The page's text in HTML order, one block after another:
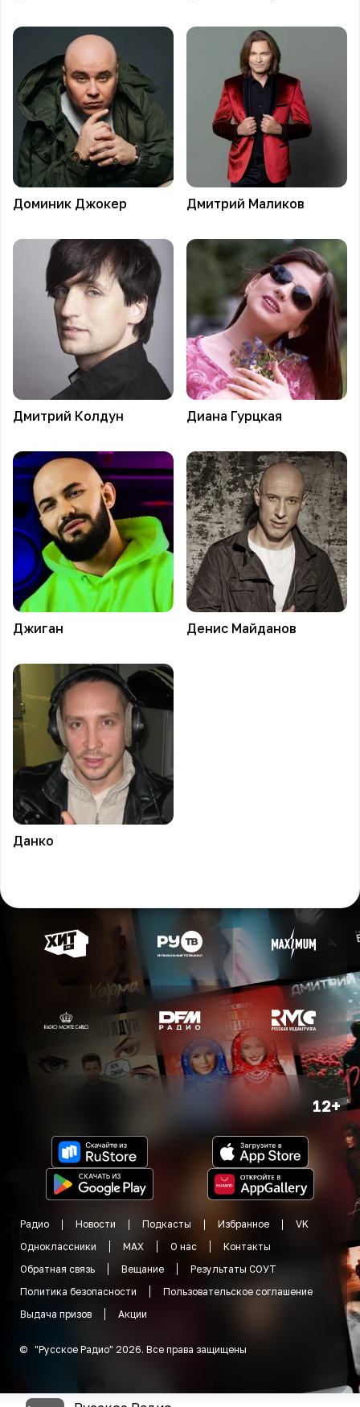
Доминик Джокер Дмитрий Маликов
Дмитрий Колдун Диана Гурцкая
Джиган Денис Майданов
Данко
12+
Радио Новости Подкасты Избранное
VK
Одноклассники
MAX О нас
Контакты
Обратная связь
Вещание
Результаты СОУТ
Политика безопасности
Пользовательское соглашение
Выдача призов
Акции
© "Русское Радио" 2026. Все права защищены